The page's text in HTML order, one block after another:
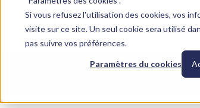
Si vous refusez l'utilisation des cookies, vos
visite sur ce site. Un seul cookie sera utilisé
pas suivre vos préférences.
Paramètres du cookies
Nos programmes